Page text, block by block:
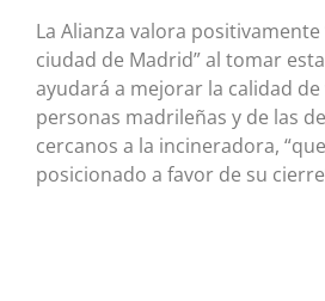
La Alianza valora positivamente
ciudad de Madrid” al tomar
ayudará a mejorar la calidad de
personas madrileñas y de las
cercanos a la incineradora,
posicionado a favor de su